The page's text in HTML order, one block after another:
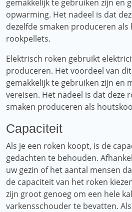
gemakkelijk te gebruiken zijn en
opwarming. Het nadeel is dat
dezelfde smaken produceren als
rookpellets.
Elektrisch roken gebruikt
produceren. Het voordeel van
gemakkelijk te gebruiken zijn en
vereisen. Het nadeel is dat deze
smaken produceren als
Capaciteit
Als je een roken koopt, is de
gedachten te behouden.
uw gezin of het aantal mensen
de capaciteit van het roken
zijn groot genoeg om een ​​hele
varkensschouder te bevatten.